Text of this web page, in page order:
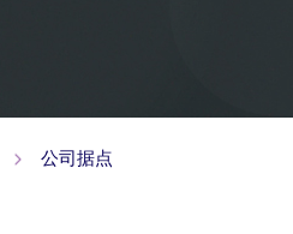
公司据点